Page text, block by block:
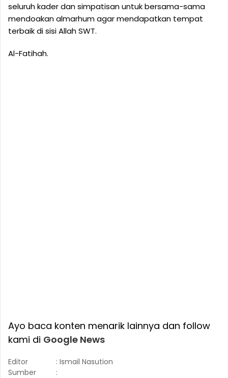
seluruh kader dan simpatisan untuk bersama-sama
mendoakan almarhum agar mendapatkan tempat
terbaik di sisi Allah SWT.
Al-Fatihah.
Ayo baca konten menarik lainnya dan follow
kami di Google News
Editor
: Ismail Nasution
Sumber
: